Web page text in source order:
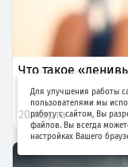
Что такое
диагностика и
20 марта
Для улучшения работы
пользователями мы
работу с сайтом, Вы
файлов. Вы всегда
настройках Вашего